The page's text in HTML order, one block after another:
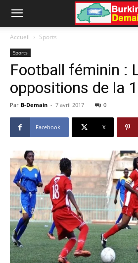
Accueil Sports
Sports
Football féminin :
oppositions de la
Par B-Demain - 7 avril 2017 0
Facebook X